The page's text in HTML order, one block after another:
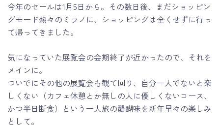
今年のセールは1月5日から。その数日後、まだショッピン
グモード熱々のミラノに、ショッピングは全くせずに行っ
て帰ってきました。
気になっていた展覧会の会期終了が近かったので、それを
メインに。
ついでにその他の展覧会も観て回り、自分一人でないと楽
しくない（カフェ休憩とか無しの人に優しくないコース、
かつ半日断食）という一人旅の醍醐味を新年早々の楽しみ
として。